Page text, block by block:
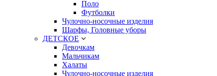
Поло
Футболки
Чулочно-носочные изделия
Шарфы, Головные уборы
ДЕТСКОЕ
Девочкам
Мальчикам
Халаты
Чулочно-носочные изделия